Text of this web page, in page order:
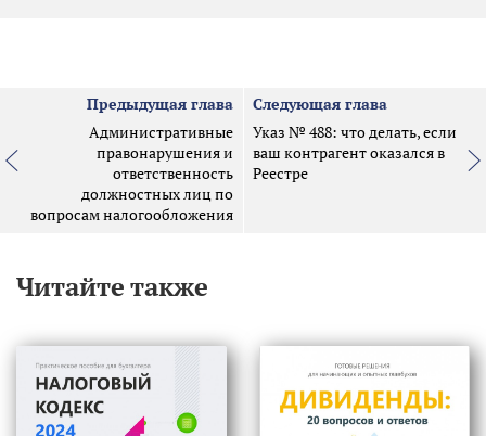
Предыдущая глава
Административные
правонарушения и
ответственность
должностных лиц по
вопросам налогообложения
Следующая глава
Указ № 488: что делать, если
ваш контрагент оказался в
Реестре
Читайте также